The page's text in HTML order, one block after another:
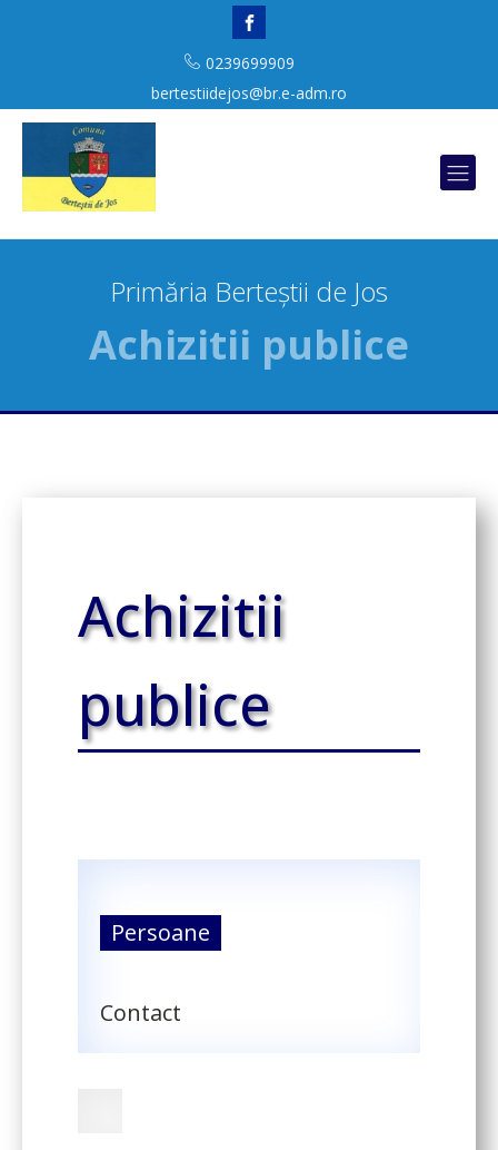
0239699909
bertestiidejos@br.e-adm.ro
Primăria Berteștii de Jos
Achizitii publice
Achizitii
publice
Persoane
Contact